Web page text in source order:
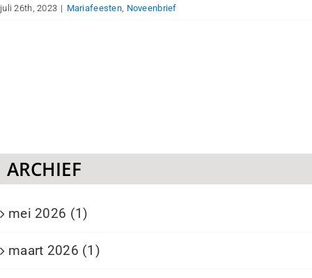
juli 26th, 2023 | Mariafeesten Noveenbrief
ARCHIEF
mei 2026 (1)
maart 2026 (1)